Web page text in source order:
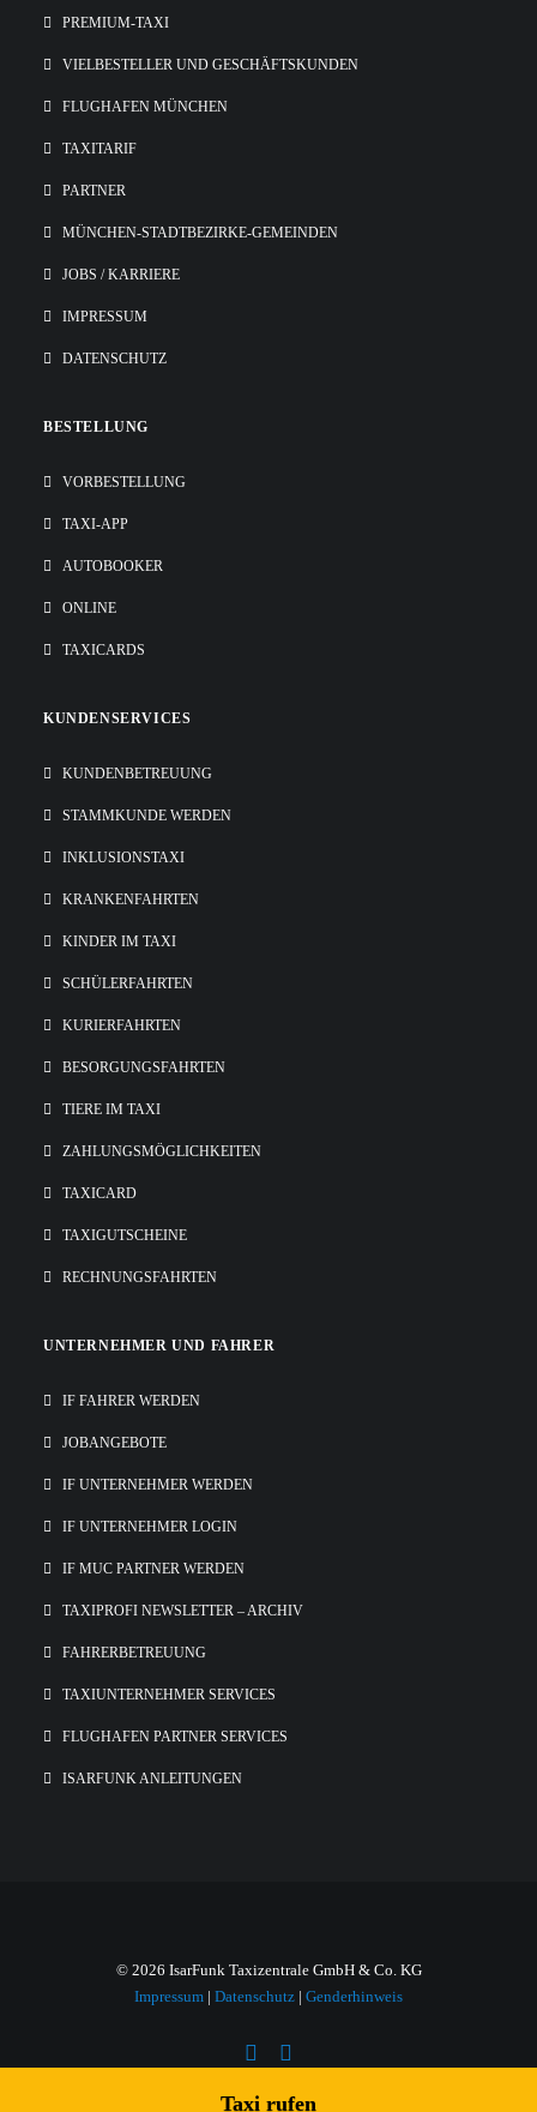
PREMIUM-TAXI
VIELBESTELLER UND GESCHÄFTSKUNDEN
FLUGHAFEN MÜNCHEN
TAXITARIF
PARTNER
MÜNCHEN-STADTBEZIRKE-GEMEINDEN
JOBS / KARRIERE
IMPRESSUM
DATENSCHUTZ
BESTELLUNG
VORBESTELLUNG
TAXI-APP
AUTOBOOKER
ONLINE
TAXICARDS
KUNDENSERVICES
KUNDENBETREUUNG
STAMMKUNDE WERDEN
INKLUSIONSTAXI
KRANKENFAHRTEN
KINDER IM TAXI
SCHÜLERFAHRTEN
KURIERFAHRTEN
BESORGUNGSFAHRTEN
TIERE IM TAXI
ZAHLUNGSMÖGLICHKEITEN
TAXICARD
TAXIGUTSCHEINE
RECHNUNGSFAHRTEN
UNTERNEHMER UND FAHRER
IF FAHRER WERDEN
JOBANGEBOTE
IF UNTERNEHMER WERDEN
IF UNTERNEHMER LOGIN
IF MUC PARTNER WERDEN
TAXIPROFI NEWSLETTER – ARCHIV
FAHRERBETREUUNG
TAXIUNTERNEHMER SERVICES
FLUGHAFEN PARTNER SERVICES
ISARFUNK ANLEITUNGEN
© 2026 IsarFunk Taxizentrale GmbH & Co. KG
Impressum | Datenschutz | Genderhinweis
Taxi rufen